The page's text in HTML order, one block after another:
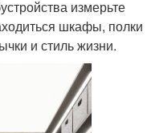
измерьте
шкафы, полки
и стиль жизни.